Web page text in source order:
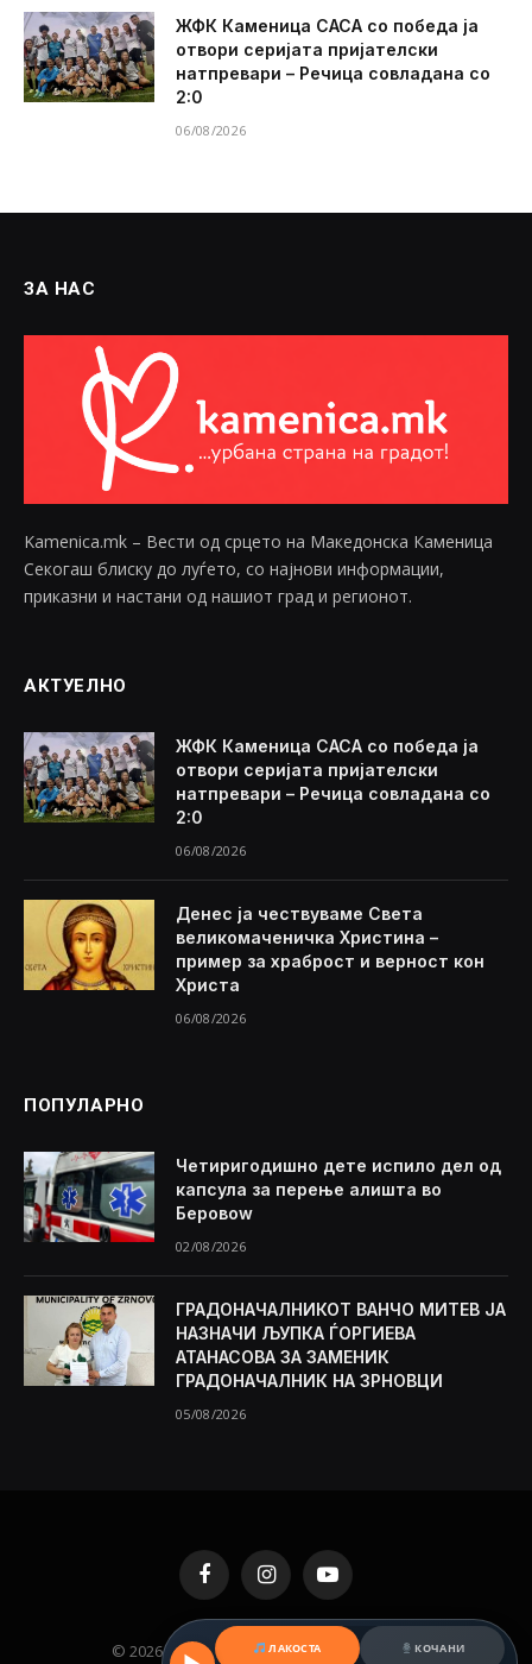
ЖФК Каменица САСА со победа ја
отвори серијата пријателски
натпревари – Речица совладана со
2:0
06/08/2026
ЗА НАС
Kamenica.mk – Вести од срцето на Македонска Каменица
Секогаш блиску до луѓето, со најнови информации,
приказни и настани од нашиот град и регионот.
АКТУЕЛНО
ЖФК Каменица САСА со победа ја
отвори серијата пријателски
натпревари – Речица совладана со
2:0
06/08/2026
Денес ја чествуваме Света
великомаченичка Христина –
пример за храброст и верност кон
Христа
06/08/2026
ПОПУЛАРНО
Четиригодишно дете испило дел од
капсула за перење алишта во
Беровоw
02/08/2026
ГРАДОНАЧАЛНИКОТ ВАНЧО МИТЕВ ЈА
НАЗНАЧИ ЉУПКА ЃОРГИЕВА
АТАНАСОВА ЗА ЗАМЕНИК
ГРАДОНАЧАЛНИК НА ЗРНОВЦИ
05/08/2026
FacebookInstagramYouTube
© 2026 KAMENICA.MK. Designed by MKNET.
ЛАКОСТА КОЧАНИ